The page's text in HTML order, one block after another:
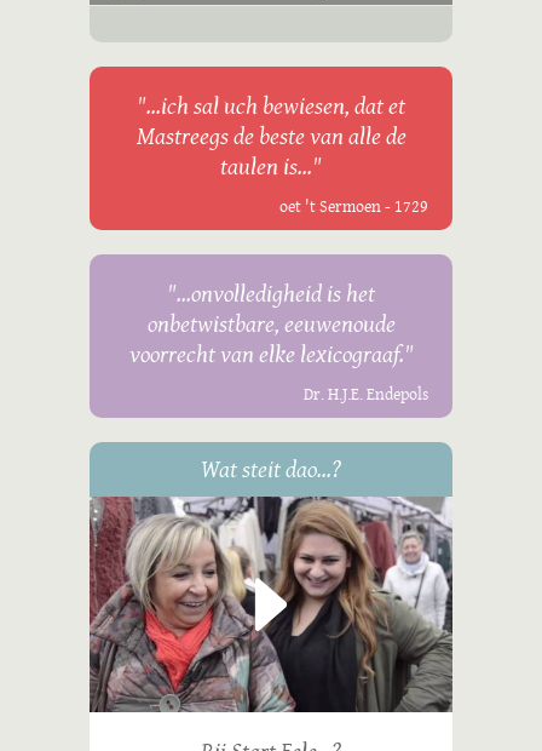
"...ich sal uch bewiesen, dat et
Mastreegs de beste van alle de
taulen is..."
oet 't Sermoen - 1729
"...onvolledigheid is het
onbetwistbare, eeuwenoude
voorrecht van elke lexicograaf."
Dr. H.J.E. Endepols
Wat steit dao...?